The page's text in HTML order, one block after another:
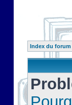
Index du forum